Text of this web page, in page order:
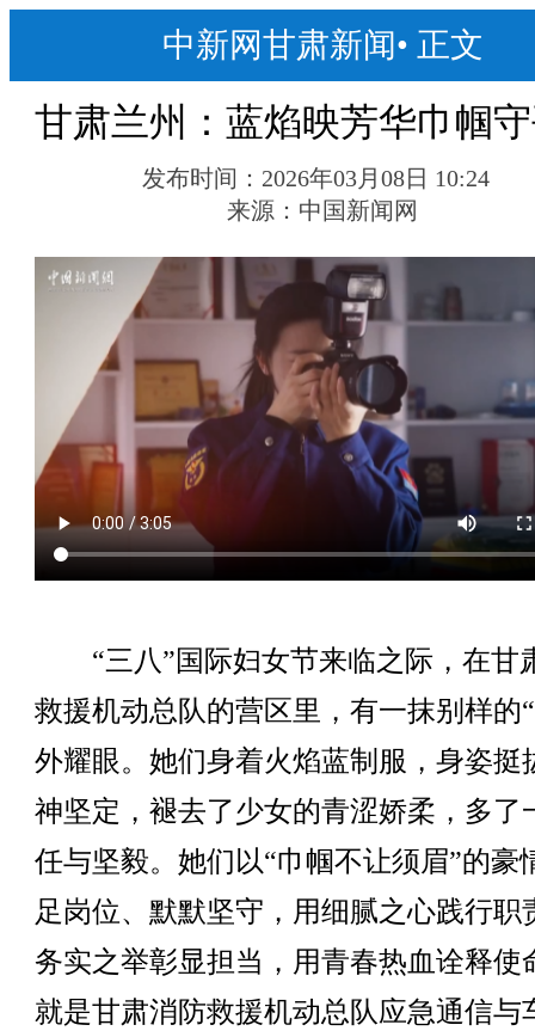
中新网甘肃新闻• 正文
甘肃兰州：蓝焰映芳华巾帼
发布时间： 2026年03月08日 10:24
来源： 中国新闻网
“三八”国际妇女节来临之际，在甘
救援机动总队的营区里，有一抹别样的
外耀眼。她们身着火焰蓝制服，身姿挺
神坚定，褪去了少女的青涩娇柔，多了
任与坚毅。她们以“巾帼不让须眉”的豪
足岗位、默默坚守，用细腻之心践行职
务实之举彰显担当，用青春热血诠释使
就是甘肃消防救援机动总队应急通信与